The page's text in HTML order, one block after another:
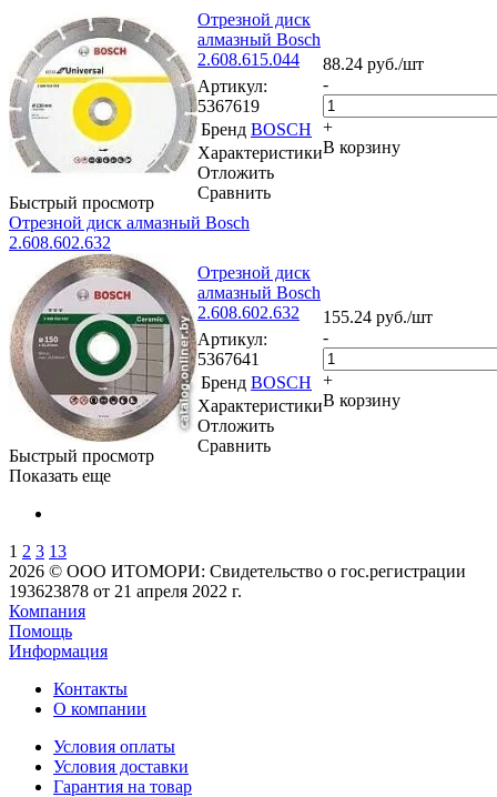
Быстрый просмотр
Отрезной диск
алмазный Bosch
2.608.615.044
Артикул:
5367619
Бренд BOSCH
Характеристики
Отложить
Сравнить
88.24 руб./шт
-
+
В корзину
Отрезной диск алмазный Bosch
2.608.602.632
Быстрый просмотр
Отрезной диск
алмазный Bosch
2.608.602.632
Артикул:
5367641
Бренд BOSCH
Характеристики
Отложить
Сравнить
155.24 руб./шт
-
+
В корзину
Показать еще
1 2 3 13
2026 © ООО ИТОМОРИ: Свидетельство о гос.регистрации
193623878 от 21 апреля 2022 г.
Компания
Помощь
Информация
Контакты
О компании
Условия оплаты
Условия доставки
Гарантия на товар